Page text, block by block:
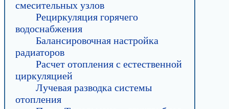
смесительных узлов
Рециркуляция горячего
водоснабжения
Балансировочная настройка
радиаторов
Расчет отопления с естественной
циркуляцией
Лучевая разводка системы
отопления